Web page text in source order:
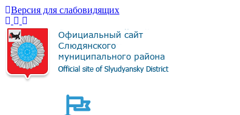
Версия для слабовидящих